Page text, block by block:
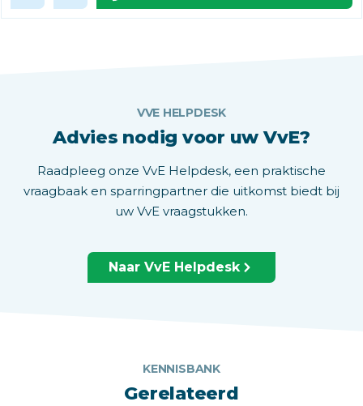
VVE HELPDESK
Advies nodig voor uw VvE?
Raadpleeg onze VvE Helpdesk, een praktische
vraagbaak en sparringpartner die uitkomst biedt bij
uw VvE vraagstukken.
Naar VvE Helpdesk
KENNISBANK
Gerelateerd